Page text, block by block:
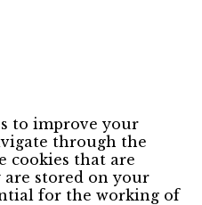
to improve your
through the
cookies that are
are stored on your
for the working of